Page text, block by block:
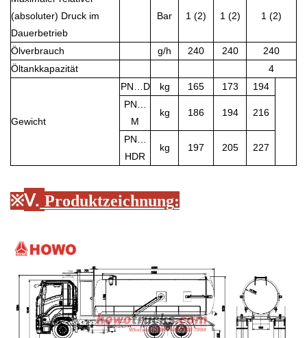
(absoluter) Druck im
Dauerbetrieb
Bar 1 (2) 1 (2) 1 (2)
Ölverbrauch g/h 240 240
240
Öltankkapazität
4
Gewicht
PN…D kg 165 173
194
PN…
M
kg 186 194 216
PN…
HDR
kg 197 205 227
※Ⅴ. Produktzeichnung: